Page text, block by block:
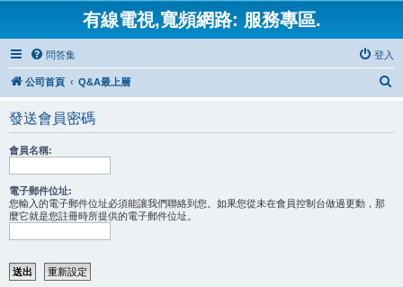
有線電視,寬頻網路: 服務專區.
問答集 登入
公司首頁 Q&A最上層
發送會員密碼
會員名稱:
電子郵件位址:
您輸入的電子郵件位址必須能讓我們聯絡到您。如果您從未在會員控制台做過更動，那
麼它就是您註冊時所提供的電子郵件位址。